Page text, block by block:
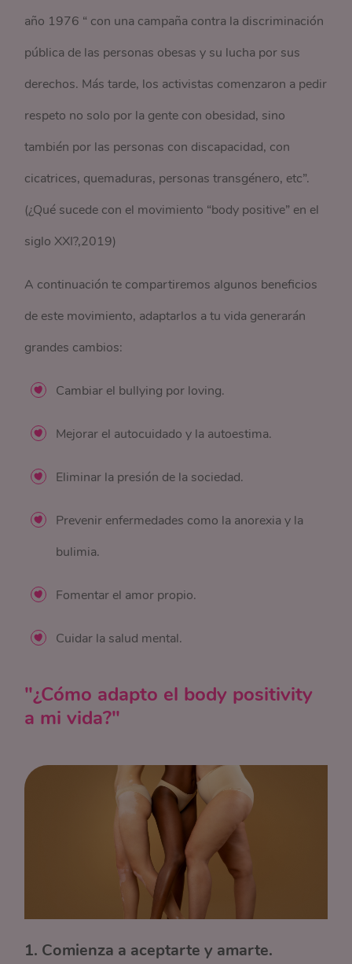
año 1976 “ con una campaña contra la discriminación
pública de las personas obesas y su lucha por sus
derechos. Más tarde, los activistas comenzaron a pedir
respeto no solo por la gente con obesidad, sino
también por las personas con discapacidad, con
cicatrices, quemaduras, personas transgénero, etc”.
(¿Qué sucede con el movimiento “body positive” en el
siglo XXI?,2019)
A continuación te compartiremos algunos beneficios
de este movimiento, adaptarlos a tu vida generarán
grandes cambios:
Cambiar el bullying por loving.
Mejorar el autocuidado y la autoestima.
Eliminar la presión de la sociedad.
Prevenir enfermedades como la anorexia y la
bulimia.
Fomentar el amor propio.
Cuidar la salud mental.
"¿Cómo adapto el body positivity
a mi vida?"
1. Comienza a aceptarte y amarte.